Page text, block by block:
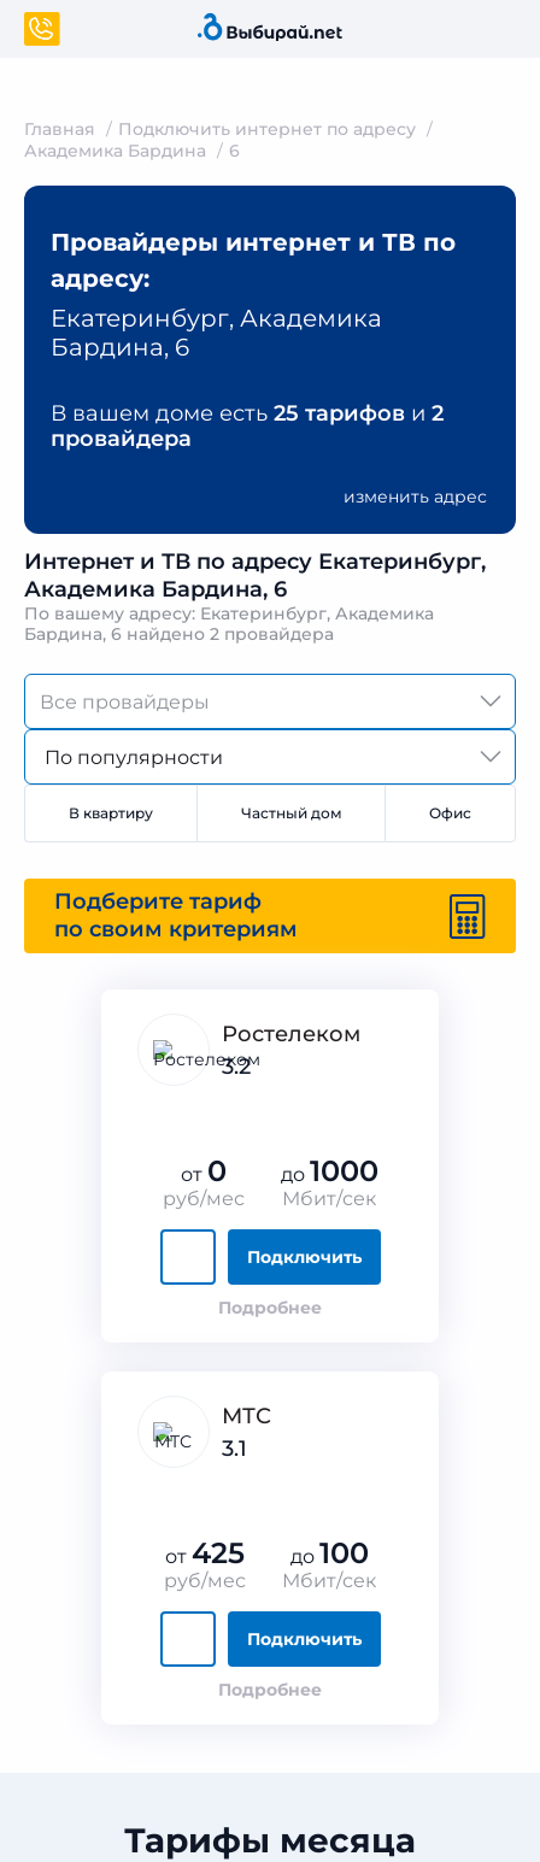
Главная
Подключить интернет по адресу
Академика Бардина
6
изменить адрес
Провайдеры интернет и ТВ по
адресу:
Екатеринбург, Академика
Бардина, 6
В вашем доме есть 25 тарифов и 2
провайдера
Интернет и ТВ по адресу Екатеринбург,
Академика Бардина, 6
По вашему адресу: Екатеринбург, Академика
Бардина, 6 найдено 2 провайдера
По популярности
В квартиру Частный дом Офис
Подберите тариф
по своим критериям
Ростелеком
3.2
от 0
руб/мес
до 1000
Мбит/сек
Подключить
Подробнее
МТС
3.1
от 425
руб/мес
до 100
Мбит/сек
Подключить
Подробнее
Тарифы месяца